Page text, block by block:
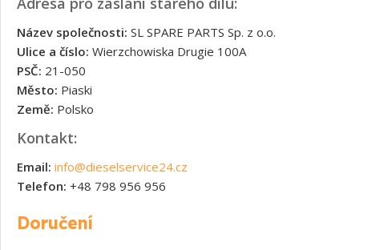
Název společnosti: SL SPARE PARTS Sp. z o.o.
Ulice a číslo: Wierzchowiska Drugie 100A
PSČ: 21-050
Město: Piaski
Země: Polsko
Kontakt:
Email: info@dieselservice24.cz
Telefon: +48 798 956 956
Doručení